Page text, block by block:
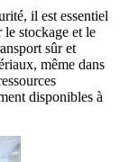
il est essentiel
le stockage et le
sûr et
même dans
disponibles à